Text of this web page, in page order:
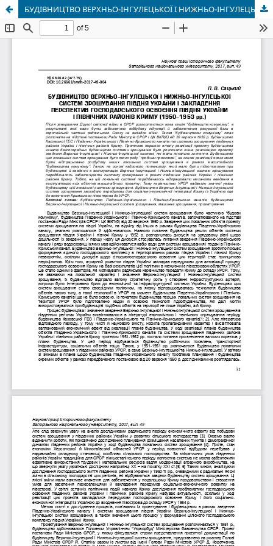
БУДІВНИЦТВО ВЕРХНЬО-ІНГУЛЕЦЬКОЇ І НИЖНЬО-ІНГУЛЕЦЬКОЇ СИСТЕМ ЗРОШУВАННЯ ПІВДНЯ УКРАЇНИ І ЗАКЛАДЕННЯ ПЕРСПЕКТИВ ГОСПОДАРСЬКОГО ОСВОЄННЯ ПІВДНЯ УКРАЇНИ І ПІВНІЧНИХ РАЙОНІВ КРИМУ (1950-1953 рр.)